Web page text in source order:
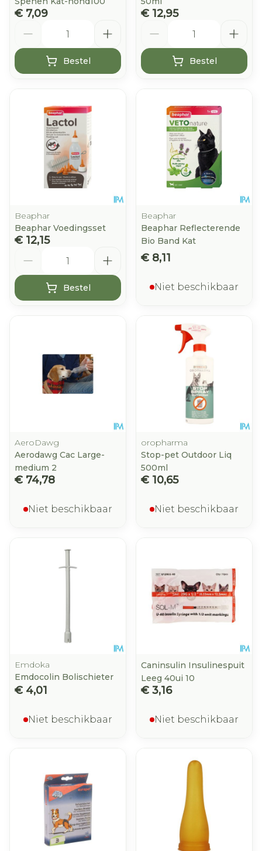
€ 7,09
Bestel
€ 12,95
Bestel
Beaphar
Beaphar Voedingsset
€ 12,15
Bestel
Beaphar
Beaphar Reflecterende
Bio Band Kat
€ 8,11
Niet beschikbaar
AeroDawg
Aerodawg Cac Large-
medium 2
€ 74,78
Niet beschikbaar
oropharma
Stop-pet Outdoor Liq
500ml
€ 10,65
Niet beschikbaar
Emdoka
Emdocolin Bolischieter
€ 4,01
Niet beschikbaar
Caninsulin Insulinespuit
Leeg 40ui 10
€ 3,16
Niet beschikbaar